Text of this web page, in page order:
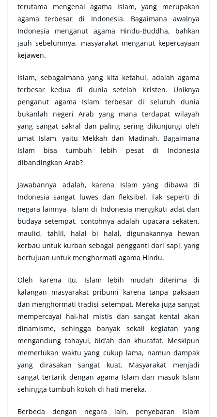
terutama mengenai agama Islam, yang merupakan
agama terbesar di Indonesia. Bagaimana awalnya
Indonesia menganut agama Hindu-Buddha, bahkan
jauh sebelumnya, masyarakat menganut kepercayaan
kejawen.
Islam, sebagaimana yang kita ketahui, adalah agama
terbesar kedua di dunia setelah Kristen. Uniknya
penganut agama Islam terbesar di seluruh dunia
bukanlah negeri Arab yang mana terdapat wilayah
yang sangat sakral dan paling sering dikunjungi oleh
umat Islam, yaitu Mekkah dan Madinah. Bagaimana
Islam bisa tumbuh lebih pesat di Indonesia
dibandingkan Arab?
Jawabannya adalah, karena Islam yang dibawa di
Indonesia sangat luwes dan fleksibel. Tak seperti di
negara lainnya, Islam di Indonesia mengikuti adat dan
budaya setempat, contohnya adalah upacara sekaten,
maulid, tahlil, halal bi halal, digunakannya hewan
kerbau untuk kurban sebagai pengganti dari sapi, yang
bertujuan untuk menghormati agama Hindu.
Oleh karena itu, Islam lebih mudah diterima di
kalangan masyarakat pribumi karena tanpa paksaan
dan menghormati tradisi setempat. Mereka juga sangat
mempercayai hal-hal mistis dan sangat kental akan
dinamisme, sehingga banyak sekali kegiatan yang
mengandung tahayul, bid’ah dan khurafat. Meskipun
memerlukan waktu yang cukup lama, namun dampak
yang dirasakan sangat kuat. Masyarakat menjadi
sangat tertarik dengan agama Islam dan masuk Islam
sehingga tumbuh kokoh di hati mereka.
Berbeda dengan negara lain, penyebaran Islam